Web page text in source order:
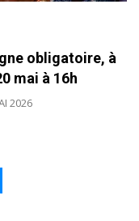
obligatoire, à
mai à 16h
2026